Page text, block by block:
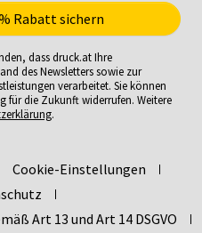
dass druck.at Ihre
des Newsletters sowie zur
verarbeitet. Sie können
für die Zukunft widerrufen. Weitere
.
Cookie-Einstellungen
Art 13 und Art 14 DSGVO